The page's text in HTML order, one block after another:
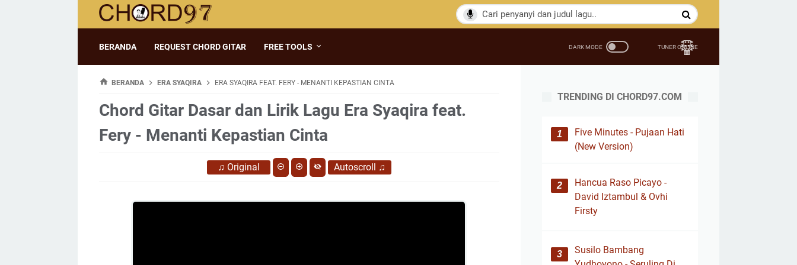
BERANDA REQUEST CHORD GITAR FREE TOOLS
BERANDA ERA SYAQIRA ERA SYAQIRA FEAT. FERY - MENANTI KEPASTIAN CINTA
Chord Gitar Dasar dan Lirik Lagu Era Syaqira feat.
Fery - Menanti Kepastian Cinta
♫ Original Autoscroll ♫
TRENDING DI CHORD97.COM
Five Minutes - Pujaan Hati
(New Version)
Hancua Raso Picayo -
David Iztambul & Ovhi
Firsty
Susilo Bambang